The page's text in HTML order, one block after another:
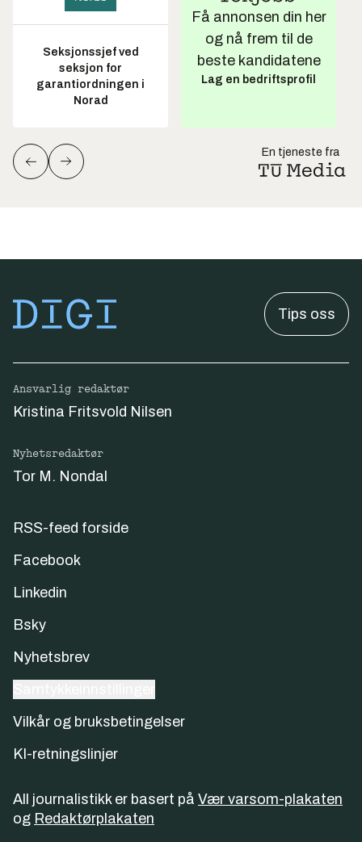
Seksjonssjef ved
seksjon for
garantiordningen i
Norad
Få annonsen din her
og nå frem til de
beste kandidatene
Lag en bedriftsprofil
En tjeneste fra
Tips oss
Ansvarlig redaktør
Kristina Fritsvold Nilsen
Nyhetsredaktør
Tor M. Nondal
RSS-feed forside
Facebook
Linkedin
Bsky
Nyhetsbrev
Vilkår og bruksbetingelser
KI-retningslinjer
All journalistikk er basert på Vær varsom-plakaten
og Redaktørplakaten